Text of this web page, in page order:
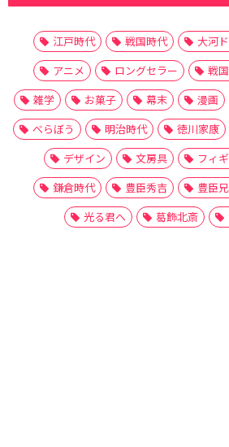
江戸時代 戦国時代 大河
アニメ
ロングセラー 戦
雑学
お菓子 幕末 漫画
べらぼう
明治時代 徳川家康
デザイン
文房具 フィ
鎌倉時代
豊臣秀吉 豊臣
光る君へ
葛飾北斎